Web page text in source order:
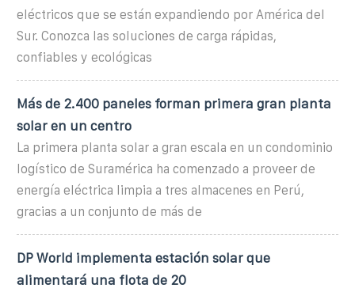
eléctricos que se están expandiendo por América del
Sur. Conozca las soluciones de carga rápidas,
confiables y ecológicas
Más de 2.400 paneles forman primera gran planta
solar en un centro
La primera planta solar a gran escala en un condominio
logístico de Suramérica ha comenzado a proveer de
energía eléctrica limpia a tres almacenes en Perú,
gracias a un conjunto de más de
DP World implementa estación solar que
alimentará una flota de 20